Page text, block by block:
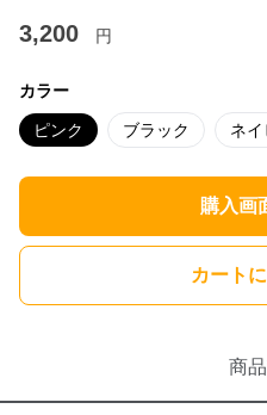
3,200 円
カラー
ピンク ブラック ネイ
購入画
カート
商